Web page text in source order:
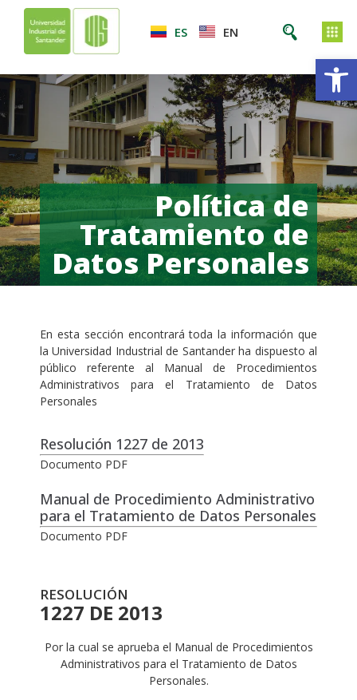
ES EN
Política de
Tratamiento de
Datos Personales
En esta sección encontrará toda la información que
la Universidad Industrial de Santander ha dispuesto al
público referente al Manual de Procedimientos
Administrativos para el Tratamiento de Datos
Personales
Resolución 1227 de 2013
Documento PDF
Manual de Procedimiento Administrativo
para el Tratamiento de Datos Personales
Documento PDF
RESOLUCIÓN
1227 DE 2013
Por la cual se aprueba el Manual de Procedimientos
Administrativos para el Tratamiento de Datos
Personales.